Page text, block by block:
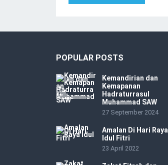
POPULAR POSTS
Kemandirian dan
Kemapanan
Hadraturrasul
Muhammad SAW
27 September 2024
Amalan Di Hari Raya
Idul Fitri
23 April 2022